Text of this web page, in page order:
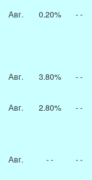
Авг. 0.20% - -
Авг. 3.80% - -
Авг. 2.80% - -
Авг. - - - -